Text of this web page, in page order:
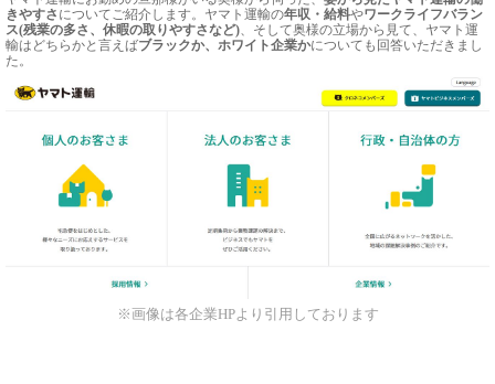
きやすさ についてご紹介します。ヤマト運輸の年収・給料やワークライフバラン
ス(残業の多さ、休暇の取りやすさなど)、そして奥様の立場から見て、ヤマト運
輸はどちらかと言えばブラックか、ホワイト企業かについても回答いただきまし
た。
※画像は各企業HPより引用しております